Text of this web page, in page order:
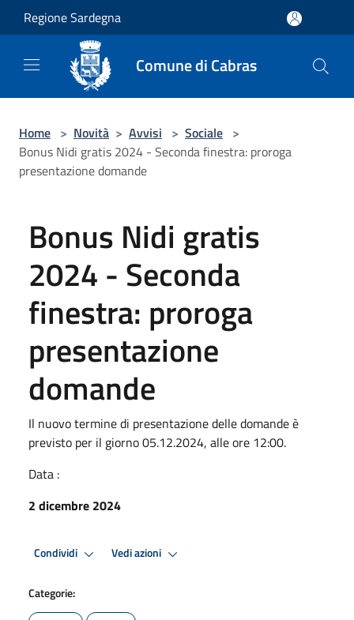
Salta al contenuto principale
Regione Sardegna
Comune di Cabras
Home > Novità > Avvisi > Sociale >
Bonus Nidi gratis 2024 - Seconda finestra: proroga
presentazione domande
Bonus Nidi gratis
2024 - Seconda
finestra: proroga
presentazione
domande
Il nuovo termine di presentazione delle domande è
previsto per il giorno 05.12.2024, alle ore 12:00.
Data :
2 dicembre 2024
Condividi Vedi azioni
Categorie: